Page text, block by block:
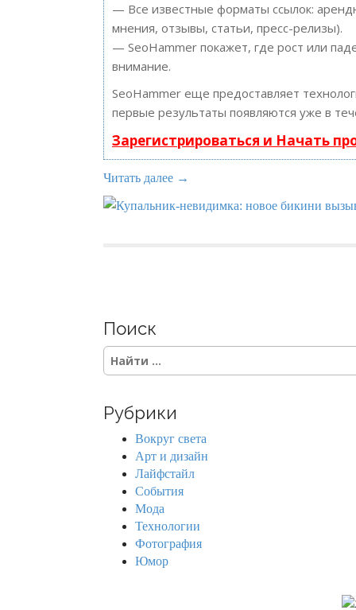
— Все известные форматы ссылок:
мнения, отзывы, статьи, пресс-релизы).
— SeoHammer покажет, где рост или
внимание.
SeoHammer еще предоставляет
первые результаты появляются уже в
Зарегистрироваться и Начать
Читать далее →
Поиск
S
e
c
Рубрики
Вокруг света
Арт и дизайн
Лайфстайл
События
Мода
Технологии
Фотография
Юмор